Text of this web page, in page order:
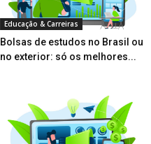
Educação & Carreiras
Bolsas de estudos no Brasil ou
no exterior: só os melhores...